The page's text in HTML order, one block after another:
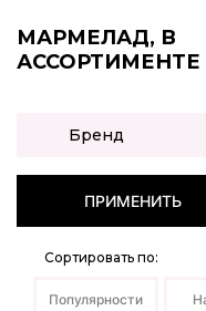
МАРМЕЛАД, В
АССОРТИМЕНТЕ
Бренд
ПРИМЕНИТЬ
Сортировать по:
Популярности